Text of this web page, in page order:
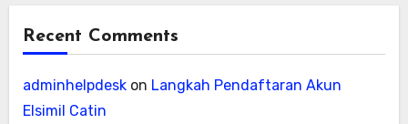
Recent Comments
adminhelpdeskon Langkah Pendaftaran Akun
Elsimil Catin